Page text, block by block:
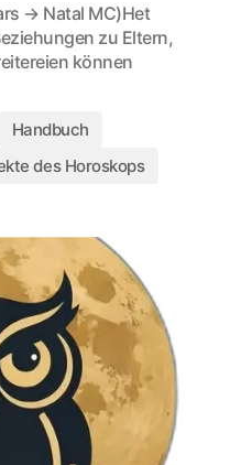
→ Natal MC)Het
zu Eltern,
können
Handbuch
des Horoskops